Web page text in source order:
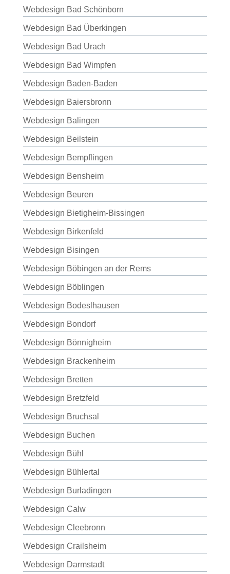
Webdesign Bad Schönborn
Webdesign Bad Überkingen
Webdesign Bad Urach
Webdesign Bad Wimpfen
Webdesign Baden-Baden
Webdesign Baiersbronn
Webdesign Balingen
Webdesign Beilstein
Webdesign Bempflingen
Webdesign Bensheim
Webdesign Beuren
Webdesign Bietigheim-Bissingen
Webdesign Birkenfeld
Webdesign Bisingen
Webdesign Böbingen an der Rems
Webdesign Böblingen
Webdesign Bodeslhausen
Webdesign Bondorf
Webdesign Bönnigheim
Webdesign Brackenheim
Webdesign Bretten
Webdesign Bretzfeld
Webdesign Bruchsal
Webdesign Buchen
Webdesign Bühl
Webdesign Bühlertal
Webdesign Burladingen
Webdesign Calw
Webdesign Cleebronn
Webdesign Crailsheim
Webdesign Darmstadt